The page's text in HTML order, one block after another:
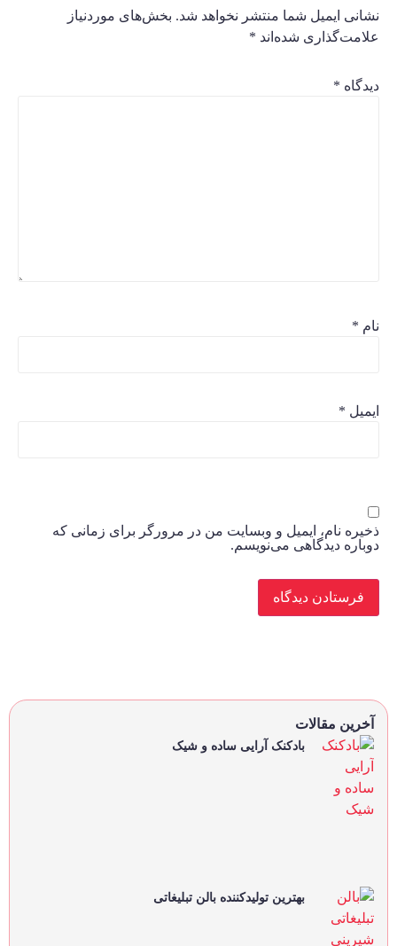
نشانی ایمیل شما منتشر نخواهد شد. بخش‌های موردنیاز
علامت‌گذاری شده‌اند *
دیدگاه *
نام *
ایمیل *
ذخیره نام، ایمیل و وبسایت من در مرورگر برای زمانی که
دوباره دیدگاهی می‌نویسم.
آخرین مقالات
بادکنک آرایی ساده و شیک
بهترین تولیدکننده بالن تبلیغاتی